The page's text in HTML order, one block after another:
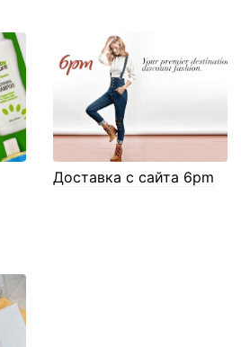
Доставка с сайта 6pm